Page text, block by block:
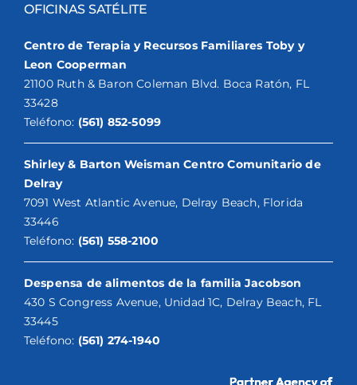
OFICINAS SATÉLITE
Centro de Terapia y Recursos Familiares Toby y
Leon Cooperman
21100 Ruth & Baron Coleman Blvd. Boca Ratón, FL
33428
Teléfono: (561) 852-5099
Shirley & Barton Weisman Centro Comunitario de
Delray
7091 West Atlantic Avenue, Delray Beach, Florida
33446
Teléfono: (561) 558-2100
Despensa de alimentos de la familia Jacobson
430 S Congress Avenue, Unidad 1C, Delray Beach, FL
33445
Teléfono: (561) 274-1940